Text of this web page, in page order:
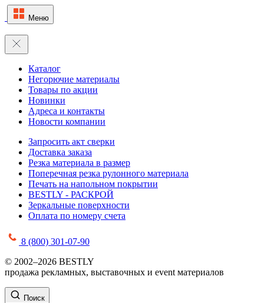
Меню
Каталог
Негорючие материалы
Товары по акции
Новинки
Адреса и контакты
Новости компании
Запросить акт сверки
Доставка заказа
Резка материала в размер
Поперечная резка рулонного материала
Печать на напольном покрытии
BESTLY - РАСКРОЙ
Зеркальные поверхности
Оплата по номеру счета
8 (800) 301-07-90
© 2002–2026 BESTLY
продажа рекламных, выставочных и event материалов
Поиск